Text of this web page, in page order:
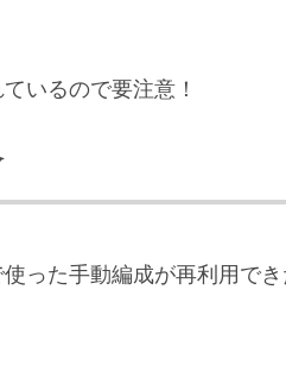
いるので要注意！
った手動編成が再利用で